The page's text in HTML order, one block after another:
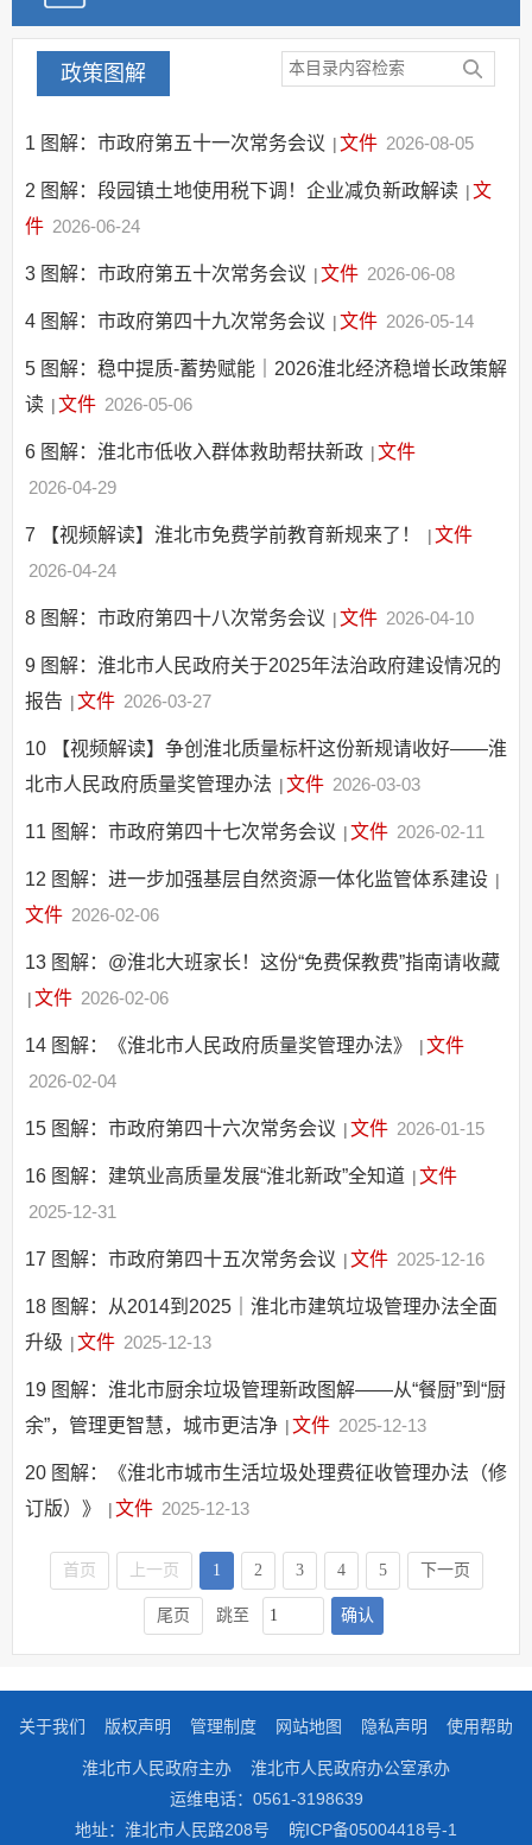
政策图解
1 图解：市政府第五十一次常务会议 |文件 2026-08-05
2 图解：段园镇土地使用税下调！企业减负新政解读 |文
件 2026-06-24
3 图解：市政府第五十次常务会议 |文件 2026-06-08
4 图解：市政府第四十九次常务会议 |文件 2026-05-14
5 图解：稳中提质-蓄势赋能｜2026淮北经济稳增长政策解
读 |文件 2026-05-06
6 图解：淮北市低收入群体救助帮扶新政 |文件
2026-04-29
7 【视频解读】淮北市免费学前教育新规来了！ |文件
2026-04-24
8 图解：市政府第四十八次常务会议 |文件 2026-04-10
9 图解：淮北市人民政府关于2025年法治政府建设情况的
报告 |文件 2026-03-27
10
【视频解读】争创淮北质量标杆这份新规请收好——淮
北市人民政府质量奖管理办法 |文件 2026-03-03
11 图解：市政府第四十七次常务会议 |文件 2026-02-11
12 图解：进一步加强基层自然资源一体化监管体系建设 |
文件 2026-02-06
13 图解：@淮北大班家长！这份“免费保教费”指南请收藏
|文件 2026-02-06
14 图解：《淮北市人民政府质量奖管理办法》 |文件
2026-02-04
15 图解：市政府第四十六次常务会议 |文件 2026-01-15
16 图解：建筑业高质量发展“淮北新政”全知道 |文件
2025-12-31
17 图解：市政府第四十五次常务会议 |文件 2025-12-16
18 图解：从2014到2025｜淮北市建筑垃圾管理办法全面
升级 |文件 2025-12-13
19 图解：淮北市厨余垃圾管理新政图解——从“餐厨”到“厨
余”，管理更智慧，城市更洁净 |文件 2025-12-13
20 图解：《淮北市城市生活垃圾处理费征收管理办法（修
订版）》
|文件 2025-12-13
首页 上一页 1 2 3 4 5 下一页
尾页 跳至 确认
关于我们 版权声明 管理制度 网站地图 隐私声明 使用帮助
淮北市人民政府主办
淮北市人民政府办公室承办
运维电话：0561-3198639
地址：淮北市人民路208号
皖ICP备05004418号-1